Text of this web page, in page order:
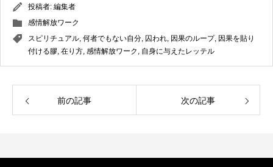
投稿者: 編集者
感情解放ワーク
スピリチュアル, 何者でもない自分, 囚われ, 因果のループ, 因果を貼り
付ける膠, 在り方, 感情解放ワーク , 自身に与えたレッテル
前の記事 次の記事